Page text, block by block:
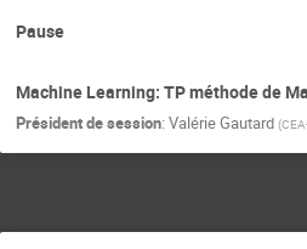
Pause
Machine Learning: TP méthode de
Président de session: Valérie Gautard (